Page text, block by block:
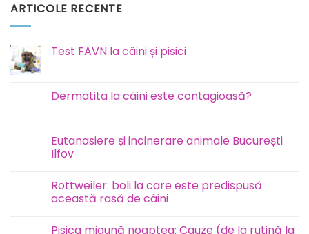
ARTICOLE RECENTE
Test FAVN la câini și pisici
Test
FAVN
pisici
Dermatita la câini este contagioasă?
Dermatita
la
câini
Eutanasiere și incinerare animale București
Ilfov
la
Eutanasiere
și
București
Rottweiler: boli la care este predispusă
această rasă de câini
la
Pisica miaună noaptea: Cauze (de la rutină la